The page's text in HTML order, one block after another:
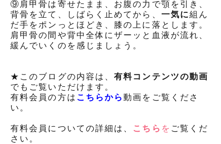
⑨肩甲骨は寄せたまま、お腹の力で顎を引き、
背骨を立て、しばらく止めてから、 一気に組ん
だ手をポンっとほどき、膝の上に落とします。
肩甲骨の間や背中全体にザーッと血液が流れ、
緩んでいくのを感じましょう。
★このブログの内容は、有料コンテンツの動画
でもご覧いただけます。
有料会員の方は こちらから動画をご覧くださ
い。
有料会員についての詳細は、 こちら を ご覧くだ
さい。